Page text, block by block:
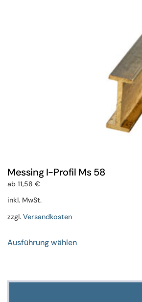
Messing I-Profil Ms 58
ab 11,58 €
inkl. MwSt.
zzgl. Versandkosten
Ausführung wählenProdukt
Varianten